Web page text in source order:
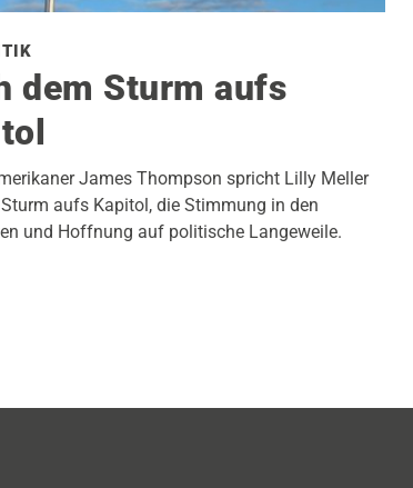
dem Sturm aufs
James Thompson spricht Lilly Meller
aufs Kapitol, die Stimmung in den
und Hoffnung auf politische Langeweile.